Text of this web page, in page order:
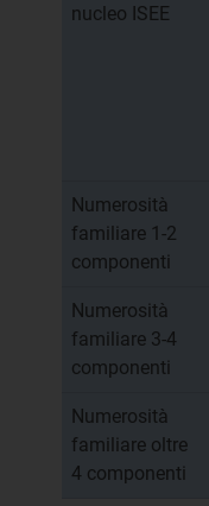
nucleo ISEE
Numerosità
familiare 1-2
componenti
Numerosità
familiare 3-4
componenti
Numerosità
familiare oltre
4 componenti